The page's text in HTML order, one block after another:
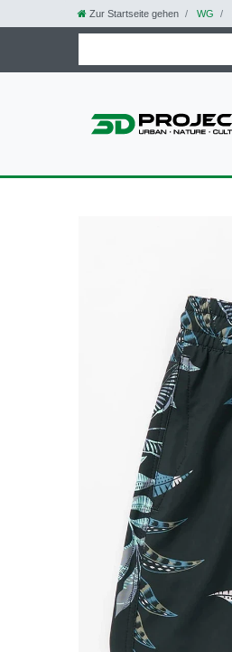
Zur Startseite gehen WG